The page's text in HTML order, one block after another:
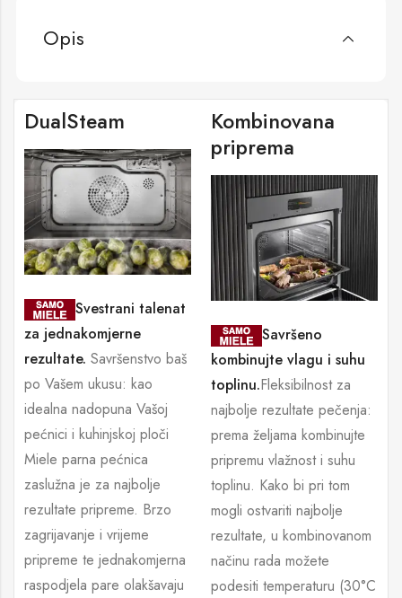
Opis
DualSteam
Svestrani talenat
za jednakomjerne
rezultate. Savršenstvo baš
po Vašem ukusu: kao
idealna nadopuna Vašoj
pećnici i kuhinjskoj ploči
Miele parna pećnica
zaslužna je za najbolje
rezultate pripreme. Brzo
zagrijavanje i vrijeme
pripreme te jednakomjerna
raspodjela pare olakšavaju
Kombinovana
priprema
Savršeno
kombinujte vlagu i suhu
toplinu.Fleksibilnost za
najbolje rezultate pečenja:
prema željama kombinujte
pripremu vlažnost i suhu
toplinu. Kako bi pri tom
mogli ostvariti najbolje
rezultate, u kombinovanom
načinu rada možete
podesiti temperaturu (30°C